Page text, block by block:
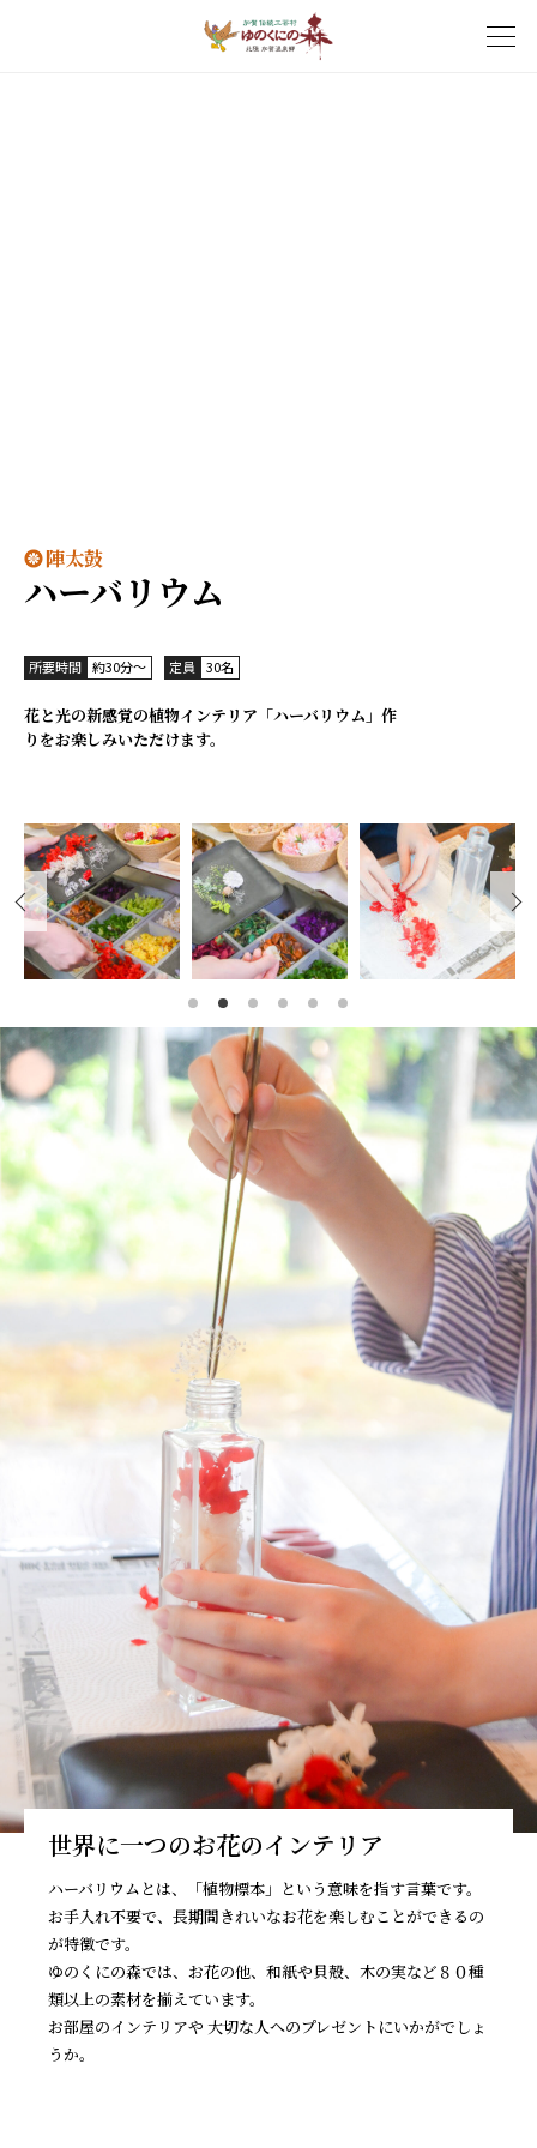
陣太鼓
ハーバリウム
所要時間 約30分～ 定員 30名
花と光の新感覚の植物インテリア「ハーバリウム」作
りをお楽しみいただけます。
世界に一つのお花のインテリア
ハーバリウムとは、「植物標本」という意味を指す言葉です。
お手入れ不要で、長期間きれいなお花を楽しむことができるの
が特徴です。
ゆのくにの森では、お花の他、和紙や貝殻、木の実など８０種
類以上の素材を揃えています。
お部屋のインテリアや 大切な人へのプレゼントにいかがでしょ
うか。